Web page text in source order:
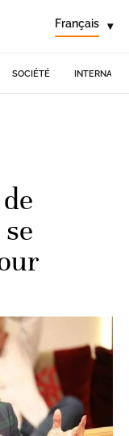
Français ▾
SOCIÉTÉ